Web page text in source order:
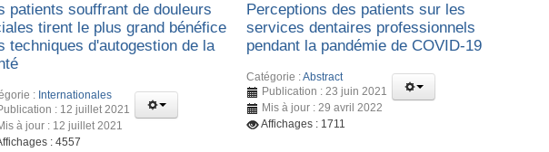
patients souffrant de douleurs
tirent le plus grand bénéfice
techniques d'autogestion de la
: Internationales
: 12 juillet 2021
à jour : 12 juillet 2021
: 4557
Perceptions des patients sur les
services dentaires professionnels
pendant la pandémie de COVID-19
Catégorie :Abstract
Publication : 23 juin 2021
Mis à jour : 29 avril 2022
Affichages : 1711